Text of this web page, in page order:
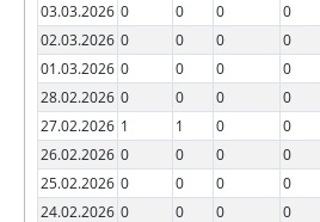
03.03.2026 0 0 0 0
02.03.2026 0 0 0 0
01.03.2026 0 0 0 0
28.02.2026 0 0 0 0
27.02.2026 1 1 0 0
26.02.2026 0 0 0 0
25.02.2026 0 0 0 0
24.02.2026 0 0 0 0